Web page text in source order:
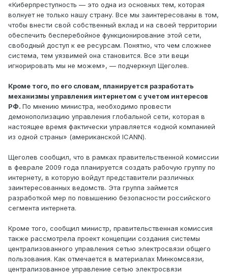
«Киберпреступность — это одна из основных тем, которая
волнует не только нашу страну. Все мы заинтересованы в том,
чтобы внести свой собственный вклад и на своей территории
обеспечить бесперебойное функционирование этой сети,
свободный доступ к ее ресурсам. Понятно, что чем сложнее
система, тем уязвимей она становится. Все эти вещи
игнорировать мы не можем», — подчеркнул Щеголев.
Кроме того, по его словам, планируется разработать
механизмы управления интернетом с учетом интересов
РФ. По мнению министра, необходимо провести
демонополизацию управления глобальной сети, которая в
настоящее время фактически управляется «одной компанией
из одной страны» (американской ICANN).
Щеголев сообщил, что в рамках правительственной комиссии
в феврале 2009 года планируется создать рабочую группу по
интернету, в которую войдут представители различных
заинтересованных ведомств. Эта группа займется
разработкой мер по повышению безопасности российского
сегмента интернета.
Кроме того, сообщил министр, правительственная комиссия
также рассмотрела проект концепции создания системы
централизованного управления сетью электросвязи общего
пользования. Как отмечается в материалах Минкомсвязи,
централизованное управление сетью электросвязи